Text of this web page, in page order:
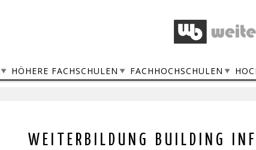
HÖHERE FACHSCHULEN FACHHOCHSCHULEN
WEITERBILDUNG BUILDING